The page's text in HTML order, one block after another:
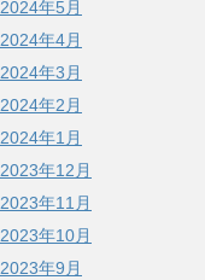
2024年5月
2024年4月
2024年3月
2024年2月
2024年1月
2023年12月
2023年11月
2023年10月
2023年9月